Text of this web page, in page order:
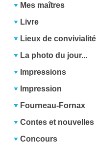
Mes maîtres
Livre
Lieux de convivialité
La photo du jour...
Impressions
Impression
Fourneau-Fornax
Contes et nouvelles
Concours